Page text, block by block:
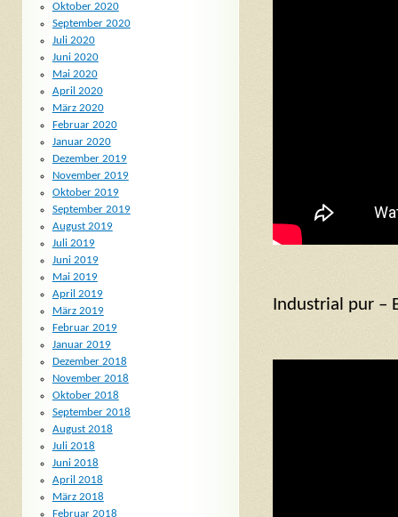
Industrial pur –
Oktober 2020
September 2020
Juli 2020
Juni 2020
Mai 2020
April 2020
März 2020
Februar 2020
Januar 2020
Dezember 2019
November 2019
Oktober 2019
September 2019
August 2019
Juli 2019
Juni 2019
Mai 2019
April 2019
März 2019
Februar 2019
Januar 2019
Dezember 2018
November 2018
Oktober 2018
September 2018
August 2018
Juli 2018
Juni 2018
April 2018
März 2018
Februar 2018